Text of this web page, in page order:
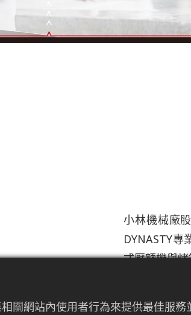
小林機械廠
DYNASTY專
式壓麵機與
調品牌精神
關網站內使用者行為來提供最佳服